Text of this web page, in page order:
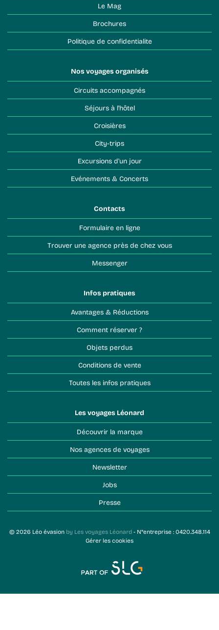
Le Mag
Brochures
Politique de confidentialite
Nos voyages organisés
Circuits accompagnés
Séjours à l'hôtel
Croisières
City-trips
Excursions d'un jour
Evénements & Concerts
Contacts
Formulaire en ligne
Trouver une agence près de chez vous
Messenger
Infos pratiques
Avantages & Réductions
Comment réserver ?
Objets perdus
Conditions de vente
Toutes les infos pratiques
Les voyages Léonard
Découvrir la marque
Nos agences de voyages
Newsletter
Jobs
Presse
© 2026 Léo évasion by Les voyages Léonard- N°entreprise : 0420.348.114
Gérer les cookies